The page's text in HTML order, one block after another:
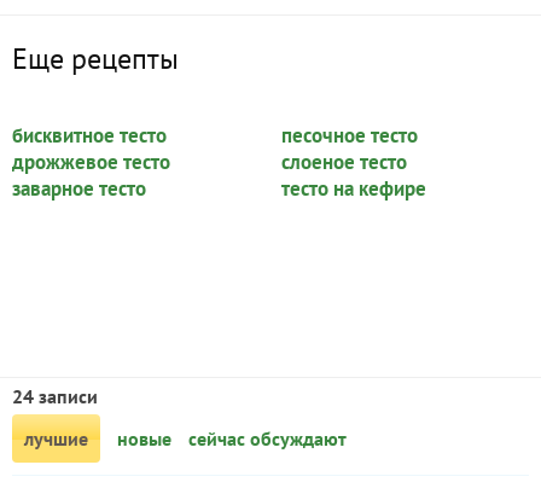
книгу.
Еще рецепты
бисквитное тесто
дрожжевое тесто
заварное тесто
песочное тесто
слоеное тесто
тесто на кефире
24 записи
лучшие
новые сейчас обсуждают